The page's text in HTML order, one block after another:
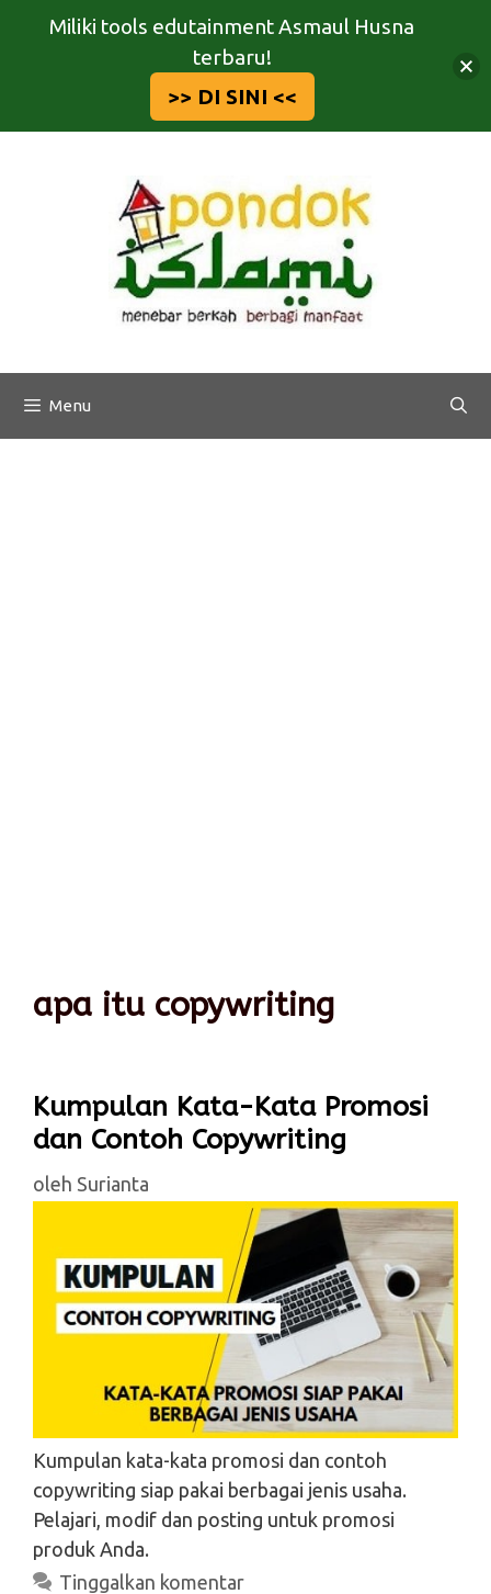
Menu
apa itu copywriting
Kumpulan Kata-Kata Promosi
dan Contoh Copywriting
oleh Surianta
Kumpulan kata-kata promosi dan contoh
copywriting siap pakai berbagai jenis usaha.
Pelajari, modif dan posting untuk promosi
produk Anda.
Tinggalkan komentar
Miliki tools edutainment Asmaul Husna
terbaru!
>> DI SINI <<